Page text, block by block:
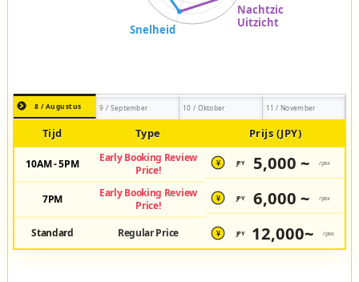
8 / Augustus 9 / September 10 / Oktober 11 / November
Tijd Type Prijs (JPY)
10AM - 5PM
Early Booking Review
Price!
¥ JPY 5,000 ~ /pax
7PM
Early Booking Review
Price!
¥ JPY 6,000 ~ /pax
Standard Regular Price ¥ JPY 12,000~ /pax